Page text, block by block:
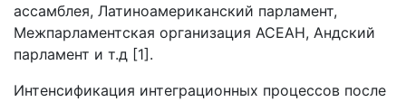
ассамблея, Латиноамериканский парламент,
Межпарламентская организация АСЕАН, Андский
парламент и т.д [1].
Интенсификация интеграционных процессов после